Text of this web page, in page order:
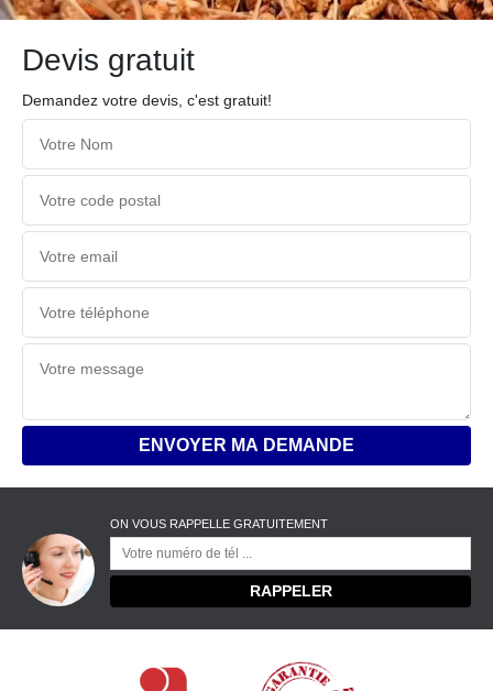
Devis gratuit
Demandez votre devis, c'est gratuit!
ON VOUS RAPPELLE GRATUITEMENT